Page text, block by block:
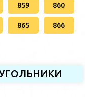
859 860
865 866